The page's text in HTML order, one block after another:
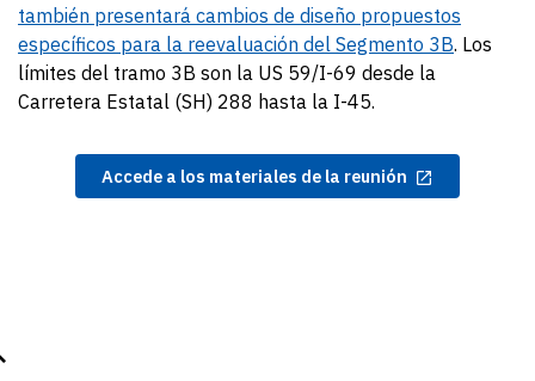
también presentará cambios de diseño propuestos
específicos para la reevaluación del Segmento 3B. Los
límites del tramo 3B son la US 59/I-69 desde la
Carretera Estatal (SH) 288 hasta la I-45.
Accede a los materiales de la reunión